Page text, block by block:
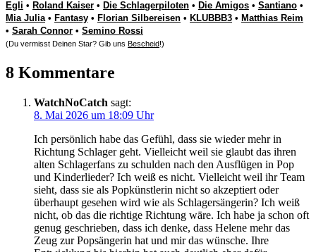
Egli • Roland Kaiser • Die Schlagerpiloten • Die Amigos • Santiano •
Mia Julia• Fantasy • Florian Silbereisen • KLUBBB3 • Matthias Reim
• Sarah Connor • Semino Rossi
(Du vermisst Deinen Star? Gib uns Bescheid!)
8 Kommentare
WatchNoCatch sagt:
8. Mai 2026 um 18:09 Uhr
Ich persönlich habe das Gefühl, dass sie wieder mehr in
Richtung Schlager geht. Vielleicht weil sie glaubt das ihren
alten Schlagerfans zu schulden nach den Ausflügen in Pop
und Kinderlieder? Ich weiß es nicht. Vielleicht weil ihr Team
sieht, dass sie als Popkünstlerin nicht so akzeptiert oder
überhaupt gesehen wird wie als Schlagersängerin? Ich weiß
nicht, ob das die richtige Richtung wäre. Ich habe ja schon oft
genug geschrieben, dass ich denke, dass Helene mehr das
Zeug zur Popsängerin hat und mir das wünsche. Ihre